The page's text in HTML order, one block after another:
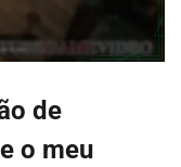
de
o meu